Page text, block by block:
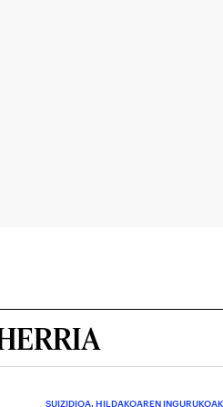
SUIZIDIOA. HILDAKOAREN INGURUKOAK